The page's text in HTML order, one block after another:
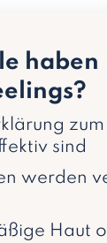
haben
sind
werden
Haut